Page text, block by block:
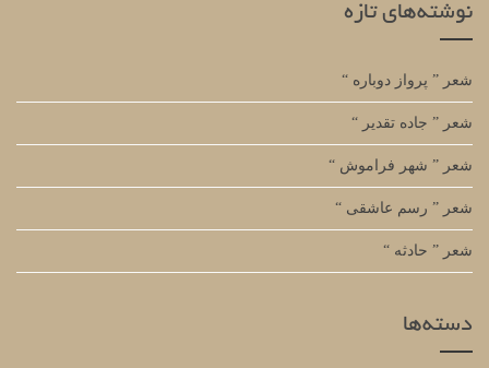
نوشته‌های تازه
شعر ” پرواز دوباره “
شعر ” جاده تقدیر “
شعر ” شهر فراموش “
شعر ” رسم عاشقی “
شعر ” حادثه “
دسته‌ها